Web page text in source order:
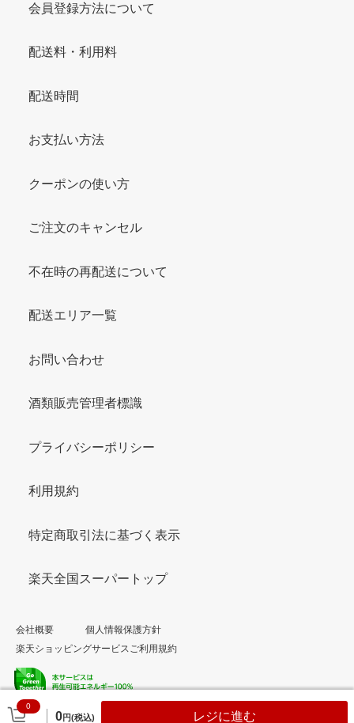
0
0円(税込) レジに進む
会員登録方法について
配送料・利用料
配送時間
お支払い方法
クーポンの使い方
ご注文のキャンセル
不在時の再配送について
配送エリア一覧
お問い合わせ
酒類販売管理者標識
プライバシーポリシー
利用規約
特定商取引法に基づく表示
楽天全国スーパートップ
会社概要
個人情報保護方針
楽天ショッピングサービスご利用規約
© Rakuten Group, Inc.